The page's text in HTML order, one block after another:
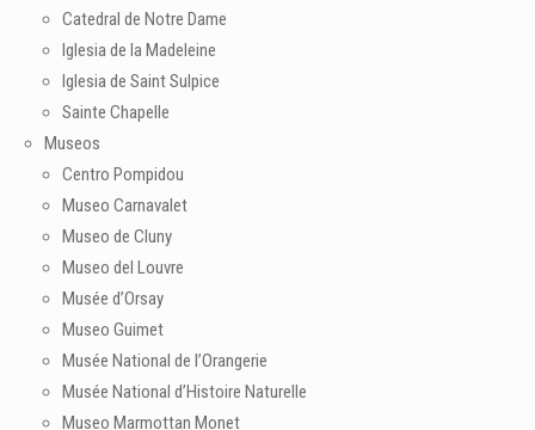
Catedral de Notre Dame
Iglesia de la Madeleine
Iglesia de Saint Sulpice
Sainte Chapelle
Museos
Centro Pompidou
Museo Carnavalet
Museo de Cluny
Museo del Louvre
Musée d’Orsay
Museo Guimet
Musée National de l’Orangerie
Musée National d’Histoire Naturelle
Museo Marmottan Monet